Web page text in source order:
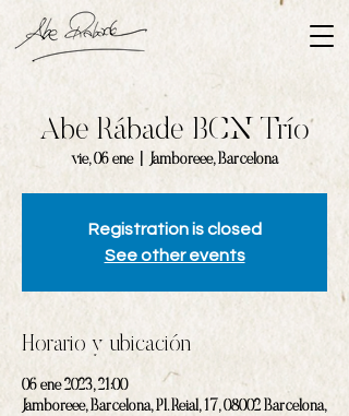
Abe Rábade BCN Trío
vie, 06 ene
  |
Jamboreee, Barcelona
Registration is closed
See other events
Horario y ubicación
06 ene 2023, 21:00
Jamboreee, Barcelona, Pl. Reial, 17, 08002 Barcelona,